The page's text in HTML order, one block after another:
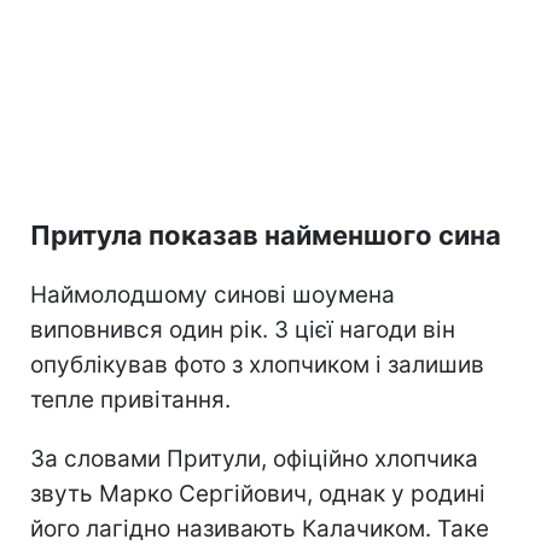
Притула показав найменшого сина
Наймолодшому синові шоумена
виповнився один рік. З цієї нагоди він
опублікував фото з хлопчиком і залишив
тепле привітання.
За словами Притули, офіційно хлопчика
звуть Марко Сергійович, однак у родині
його лагідно називають Калачиком. Таке